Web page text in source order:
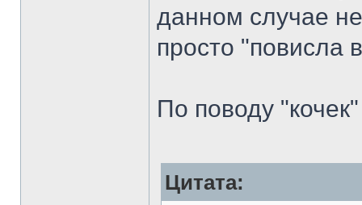
данном случае
просто "повисла
По поводу
Цитата: